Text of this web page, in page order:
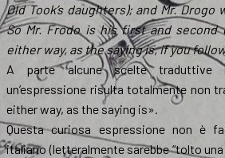
Old Took’s daughters); and Mr. Drogo
So Mr. Frodo is his first and second
either way, as the saying is, if you
A parte alcune scelte traduttive
un’espressione risulta totalmente non
either way, as the saying is».
Questa curiosa espressione non è
italiano (letteralmente sarebbe “tolto